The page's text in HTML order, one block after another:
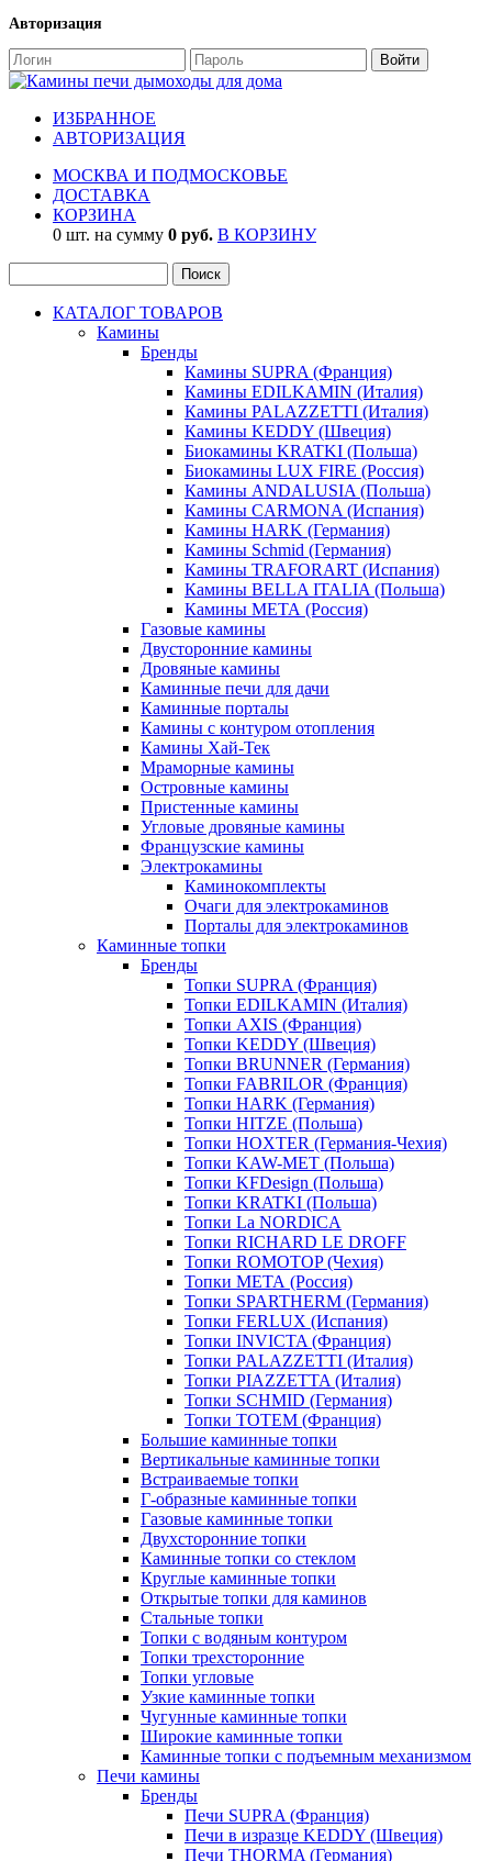
Авторизация
ИЗБРАННОЕ
АВТОРИЗАЦИЯ
МОСКВА И ПОДМОСКОВЬЕ
ДОСТАВКА
КОРЗИНА
0 шт. на сумму 0 руб. В КОРЗИНУ
КАТАЛОГ ТОВАРОВ
Камины
Бренды
Камины SUPRA (Франция)
Камины EDILKAMIN (Италия)
Камины PALAZZETTI (Италия)
Камины KEDDY (Швеция)
Биокамины KRATKI (Польша)
Биокамины LUX FIRE (Россия)
Камины ANDALUSIA (Польша)
Камины CARMONA (Испания)
Камины HARK (Германия)
Камины Schmid (Германия)
Камины TRAFORART (Испания)
Камины BELLA ITALIA (Польша)
Камины МЕТА (Россия)
Газовые камины
Двусторонние камины
Дровяные камины
Каминные печи для дачи
Каминные порталы
Камины с контуром отопления
Камины Хай-Тек
Мраморные камины
Островные камины
Пристенные камины
Угловые дровяные камины
Французские камины
Электрокамины
Каминокомплекты
Очаги для электрокаминов
Порталы для электрокаминов
Каминные топки
Бренды
Топки SUPRA (Франция)
Топки EDILKAMIN (Италия)
Топки AXIS (Франция)
Топки KEDDY (Швеция)
Топки BRUNNER (Германия)
Топки FABRILOR (Франция)
Топки HARK (Германия)
Топки HITZE (Польша)
Топки HOXTER (Германия-Чехия)
Топки KAW-MET (Польша)
Топки KFDesign (Польша)
Топки KRATKI (Польша)
Топки La NORDICA
Топки RICHARD LE DROFF
Топки ROMOTOP (Чехия)
Топки МЕТА (Россия)
Топки SPARTHERM (Германия)
Топки FERLUX (Испания)
Топки INVICTA (Франция)
Топки PALAZZETTI (Италия)
Топки PIAZZETTA (Италия)
Топки SCHMID (Германия)
Топки TOTEM (Франция)
Большие каминные топки
Вертикальные каминные топки
Встраиваемые топки
Г-образные каминные топки
Газовые каминные топки
Двухсторонние топки
Каминные топки со стеклом
Круглые каминные топки
Открытые топки для каминов
Стальные топки
Топки с водяным контуром
Топки трехсторонние
Топки угловые
Узкие каминные топки
Чугунные каминные топки
Широкие каминные топки
Каминные топки с подъемным механизмом
Печи камины
Бренды
Печи SUPRA (Франция)
Печи в изразце KEDDY (Швеция)
Печи THORMA (Германия)